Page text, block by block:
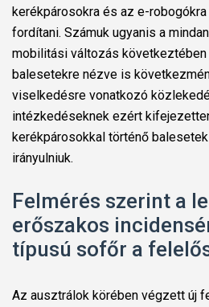
kerékpárosokra és az e-
fordítani. Számuk ugyanis a
mobilitási változás
balesetekre nézve is
viselkedésre vonatkozó
intézkedéseknek ezért
kerékpárosokkal történő
irányulniuk.
Felmérés szerint a
erőszakos
típusú sofőr a
Az ausztrálok körében végzett új